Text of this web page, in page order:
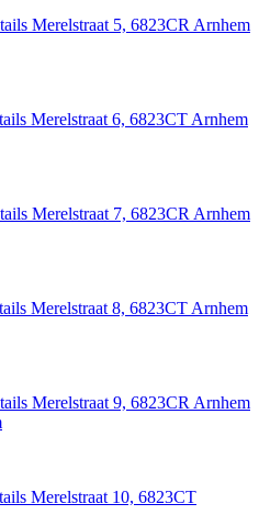
Merelstraat 5, 6823CR Arnhem
Merelstraat 6, 6823CT Arnhem
Merelstraat 7, 6823CR Arnhem
Merelstraat 8, 6823CT Arnhem
Merelstraat 9, 6823CR Arnhem
Merelstraat 10, 6823CT